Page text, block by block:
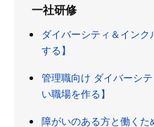
一社研修
ダイバーシティ＆イン
する】
管理職向け ダイバーシ
い職場を作る】
障がいのある方と働く